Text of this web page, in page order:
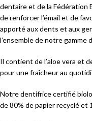
dentaire et de la Fédération
de renforcer l’émail et de
apporté aux dents et aux
l’ensemble de notre gamme
Il contient de l’aloe vera et
pour une fraîcheur au
Notre dentifrice certifié
de 80% de papier recyclé et